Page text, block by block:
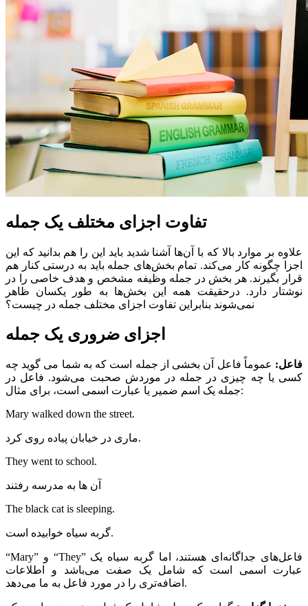
تفاوت اجزای مختلف یک جمله
علاوه بر موارد بالا که با آن‌ها آشنا شدید باید این را هم بدانید که این
اجزا چگونه کار می‌کند. تمام بخش‌های جمله باید به درستی کنار هم
قرار بگیرند. هر بخش در جمله وظیفه مشخص و هدف خاصی را در
نوشتار دارد. درحقیقت همه این بخش‌ها به طور یکسان ظاهر
نمی‌شوند بنابراین تفاوت اجزای مختلف جمله در چیست؟
اجزای ضروری یک جمله
فاعل: عموماً فاعل آن بخشی از جمله است که به شما می گوید چه
کسی یا چه چیزی در جمله در موردش صحبت می‌‌شود. فاعل در
جمله یک اسم ضمیر یا عبارت اسمی است، برای مثال:
Mary walked down the street.
ماری در خیابان پیاده‌ روی کرد.
They went to school.
آن ها به مدرسه رفتند
The black cat is sleeping.
گربه سیاه خوابیده است.
“Mary” و “They” فاعل‌های جداگانه‌ای هستند، اما گربه سیاه یک
عبارت اسمی است که شامل یک صفت می‌باشد و اطلاعات
اضافه‌تری را در مورد فاعل به ما می‌دهد.